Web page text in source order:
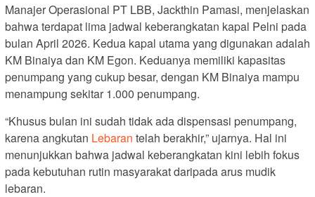
Manajer Operasional PT LBB, Jackthin Pamasi, menjelaskan
bahwa terdapat lima jadwal keberangkatan kapal Pelni pada
bulan April 2026. Kedua kapal utama yang digunakan adalah
KM Binaiya dan KM Egon. Keduanya memiliki kapasitas
penumpang yang cukup besar, dengan KM Binaiya mampu
menampung sekitar 1.000 penumpang.
“Khusus bulan ini sudah tidak ada dispensasi penumpang,
karena angkutan Lebaran telah berakhir,” ujarnya. Hal ini
menunjukkan bahwa jadwal keberangkatan kini lebih fokus
pada kebutuhan rutin masyarakat daripada arus mudik
lebaran.